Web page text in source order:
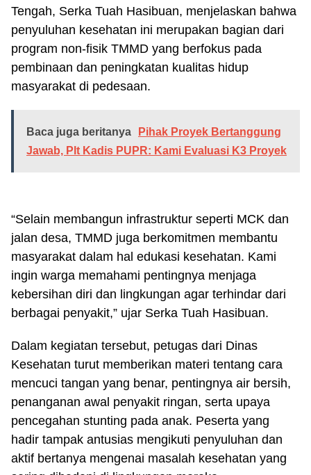
Tengah, Serka Tuah Hasibuan, menjelaskan bahwa
penyuluhan kesehatan ini merupakan bagian dari
program non-fisik TMMD yang berfokus pada
pembinaan dan peningkatan kualitas hidup
masyarakat di pedesaan.
Baca juga beritanya
Pihak Proyek Bertanggung
Jawab, Plt Kadis PUPR: Kami Evaluasi K3 Proyek
“Selain membangun infrastruktur seperti MCK dan
jalan desa, TMMD juga berkomitmen membantu
masyarakat dalam hal edukasi kesehatan. Kami
ingin warga memahami pentingnya menjaga
kebersihan diri dan lingkungan agar terhindar dari
berbagai penyakit,” ujar Serka Tuah Hasibuan.
Dalam kegiatan tersebut, petugas dari Dinas
Kesehatan turut memberikan materi tentang cara
mencuci tangan yang benar, pentingnya air bersih,
penanganan awal penyakit ringan, serta upaya
pencegahan stunting pada anak. Peserta yang
hadir tampak antusias mengikuti penyuluhan dan
aktif bertanya mengenai masalah kesehatan yang